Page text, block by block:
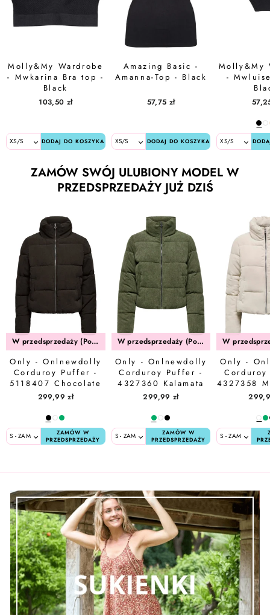
Molly&My Wardrobe
- Mwkarina Bra top -
Black
103,50 zł
DODAJ DO KOSZYKA
Amazing Basic -
Amanna-Top - Black
57,75 zł
DODAJ DO KOSZYKA
Molly&My
-
ZAMÓW SWÓJ ULUBIONY MODEL W
PRZEDSPRZEDAŻY JUŻ DZIŚ
W przedsprzedaży (Połowa Sierpień)
Only - Onlnewdolly
Corduroy Puffer -
5118407 Chocolate
Torte Big Corduroy
299,99 zł
ZAMÓW W
PRZEDSPRZEDAŻY
W przedsprzedaży (Połowa Sierpień)
Only - Onlnewdolly
Corduroy Puffer -
4327360 Kalamata
Big Corduroy
299,99 zł
ZAMÓW W
PRZEDSPRZEDAŻY
Only -
4327358
Big